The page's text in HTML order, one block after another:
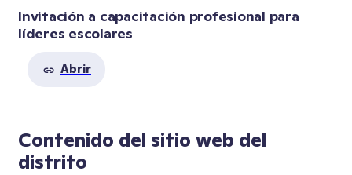
Invitación a capacitación profesional para
líderes escolares
Abrir
Contenido del sitio web del
distrito